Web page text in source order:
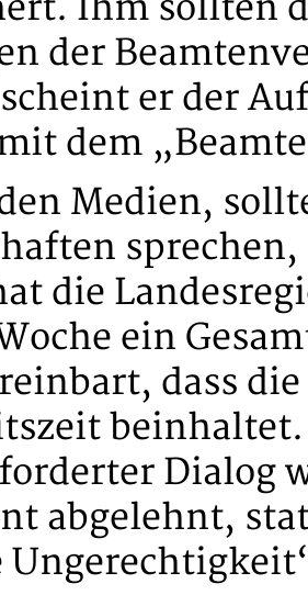
der
er der
dem
Medien,
die
ein
dass
Dialog
abgelehnt,